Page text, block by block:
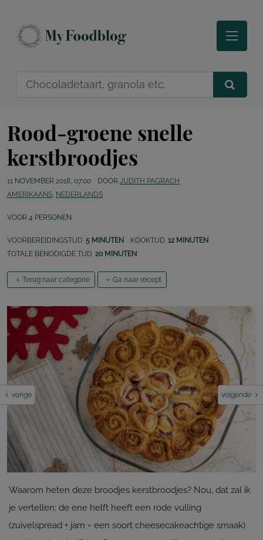
Rood-groene snelle
kerstbroodjes
11 NOVEMBER 2018, 07:00 DOOR JUDITH PAGRACH
AMERIKAANS, NEDERLANDS
VOOR 4 PERSONEN
VOORBEREIDINGSTIJD 5 MINUTEN KOOKTIJD 12 MINUTEN
TOTALE BENODIGDE TIJD 20 MINUTEN
Terug naar categorie Ga naar recept
vorige volgende
Waarom heten deze broodjes kerstbroodjes? Nou, dat zal ik
je vertellen: de ene helft heeft een rode vulling
(zuivelspread + jam = een soort cheesecakeachtige smaak)